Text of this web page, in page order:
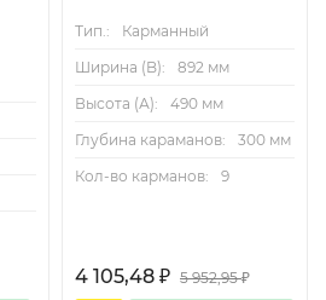
Тип.:
Карманный
Ширина (B):
892 мм
Высота (А):
490 мм
Глубина караманов:
300 мм
Кол-во карманов:
9
4 105,48 ₽ 5 952,95₽